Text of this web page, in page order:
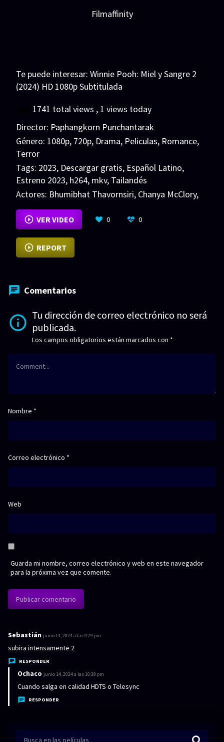
Filmaffinity
Te puede interesar: Winnie Pooh: Miel y Sangre 2
(2024) HD 1080p Subtitulada
1741 total views , 1 views today
Director: Paphangkorn Punchantarak
Género: 1080p, 720p, Drama, Peliculas, Romance,
Terror
Tags: 2023, Descargar gratis, Español Latino,
Estreno 2023, h264, mkv, Tailandés
Actores: Bhumibhat Thavornsiri, Chanya McClory,
Joe Cummings
VER VIDEO 0 0
REPORT
Comentarios
Tu dirección de correo electrónico no será
publicada.
Los campos obligatorios están marcados con *
Nombre *
Correo electrónico *
Web
Guarda mi nombre, correo electrónico y web en este navegador
para la próxima vez que comente.
Sebastián d
i
c
e
:
junio 14, 2024 a las 9:29 pm
subira intensamente 2
RESPONDER
Ochaco d
i
c
junio 14, 2024 a las 10:39 pm
Cuando salga en calidad HDTS o Telesync
RESPONDER